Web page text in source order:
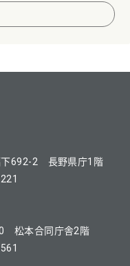
692-2 長野県庁1階
松本合同庁舎2階